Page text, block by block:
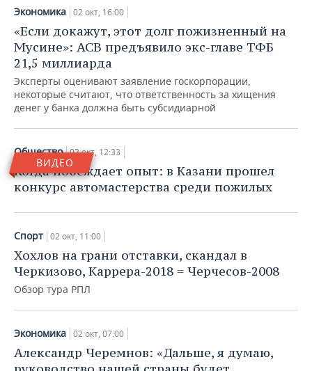
КОРОЛИ ГОСЗАКАЗА ПФО
ВУЗЫ ТАТАРСТАНА
КОМУ ПРИНАДЛЕЖАТ
ТОРГОВЫЕ ЦЕНТРЫ
ТАТАРСТАНА
ФИНАНСЫ
БАНКИ
БЮДЖЕТ
ИНВЕСТИЦИИ
НОВОСТИ
ПРОМЫШЛЕННОСТИ
АГРОПРОМ
МАШИНОСТРОЕНИЕ
НЕФТЕХИМИЯ
НЕФТЬ
ОПК
ЭНЕРГЕТИКА
НЕДВИЖИМОСТЬ
НОВОСТИ НЕДВИЖИМОСТИ
АВТО
НОВОСТИ АВТО
БИЗНЕС
НОВОСТИ БИЗНЕСА
ТРАНСПОРТ
ТЕХНОЛОГИИ
ТЕЛЕКОММУНИКАЦИИ
НОВОСТИ МЕРОПРИЯТИЙ
БИЗНЕС-БРАНЧИ
ONLINE-КОНФЕРЕНЦИИ
ОТКРЫТАЯ ЛЕКЦИЯ
СПОРТ
ФУТБОЛ
ХОККЕЙ
БАСКЕТБОЛ
ВОЛЕЙБОЛ
КИБЕРСПОРТ
НОВОСТИ ОБЩЕСТВА
ВЛАСТЬ
ИНФРАСТРУКТУРА
ИСТОРИЯ
КУЛЬТУРА
ФОТОГАЛЕРЕЯ
СЮЖЕТЫ
СПРАВОЧНИК
СПИСОК ПЕРСОН
СПИСОК КОМПАНИЙ
ПОЛНАЯ ВЕРСИЯ
Экономика 02 окт, 16:00
«Если докажут, этот долг пожизненный на
Мусине»: АСВ предъявило экс-главе ТФБ
21,5 миллиарда
Эксперты оценивают заявление госкорпорации,
некоторые считают, что ответственность за хищения
денег у банка должна быть субсидиарной
ВИДЕО
Общество 02 окт, 12:33
Когда побеждает опыт: в Казани прошел
конкурс автомастерства среди пожилых
Спорт 02 окт, 11:00
Хохлов на грани отставки, скандал в
Черкизово, Каррера-2018 = Черчесов-2008
Обзор тура РПЛ
Экономика 02 окт, 07:00
Александр Черемнов: «Дальше, я думаю,